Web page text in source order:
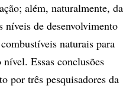
além, naturalmente, da
níveis de desenvolvimento
naturais para
Essas conclusões
por três pesquisadores da